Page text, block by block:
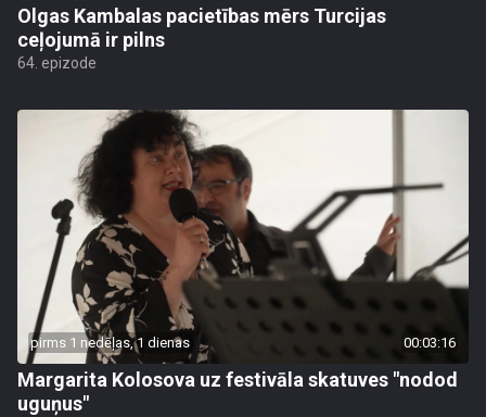
Olgas Kambalas pacietības mērs Turcijas
ceļojumā ir pilns
64. epizode
pirms 1 nedēļas, 1 dienas 00:03:16
Margarita Kolosova uz festivāla skatuves "nodod
uguņus"